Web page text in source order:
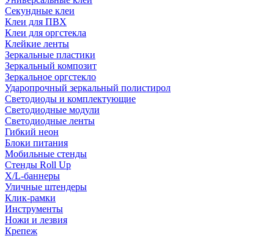
Секундные клеи
Клеи для ПВХ
Клеи для оргстекла
Клейкие ленты
Зеркальные пластики
Зеркальный композит
Зеркальное оргстекло
Ударопрочный зеркальный полистирол
Светодиоды и комплектующие
Светодиодные модули
Светодиодные ленты
Гибкий неон
Блоки питания
Мобильные стенды
Стенды Roll Up
X/L-баннеры
Уличные штендеры
Клик-рамки
Инструменты
Ножи и лезвия
Крепеж